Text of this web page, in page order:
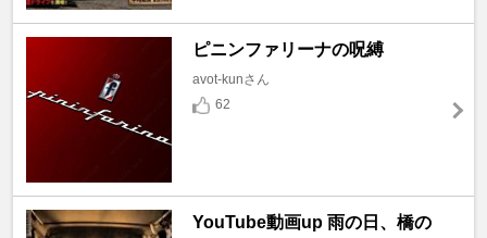
ピニンファリーナの呪縛
avot-kunさん
62
YouTube動画up 雨の日、橋の